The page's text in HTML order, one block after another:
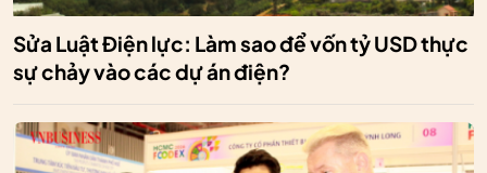
Sửa Luật Điện lực: Làm sao để vốn tỷ USD thực
sự chảy vào các dự án điện?